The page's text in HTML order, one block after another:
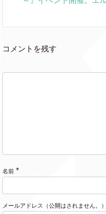
コメントを残す
名前 *
メールアドレス（公開はされません。）